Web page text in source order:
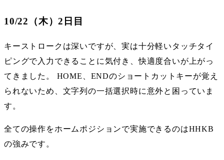
10/22（木）2日目
キーストロークは深いですが、実は十分軽いタッチタイ
ピングで入力できることに気付き、快適度合いが上がっ
てきました。 HOME、ENDのショートカットキーが覚え
られないため、文字列の一括選択時に意外と困っていま
す。
全ての操作をホームポジションで実施できるのはHHKB
の強みです。